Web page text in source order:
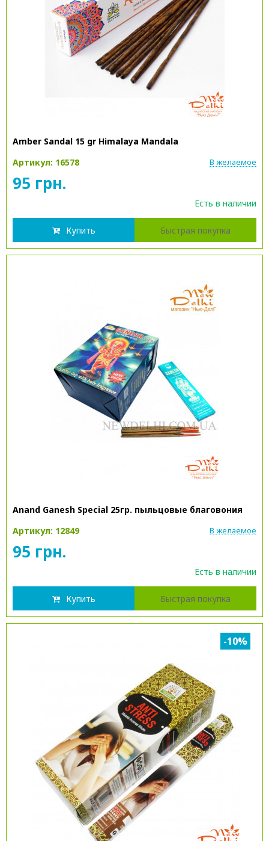
Amber Sandal 15 gr Himalaya Mandala
Артикул: 16578
В желаемое
95 грн.
Есть в наличии
Купить Быстрая покупка
Anand Ganesh Special 25гр. пыльцовые благовония
Артикул: 12849
В желаемое
95 грн.
Есть в наличии
Купить Быстрая покупка
-10%